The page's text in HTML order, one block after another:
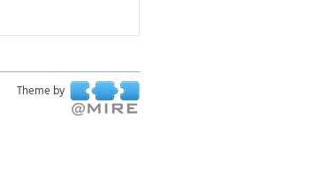
Theme by